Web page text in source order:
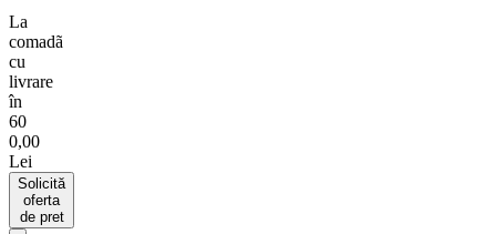
La
comadã
cu
livrare
în
60
0,00
Lei
Solicită
oferta
de pret